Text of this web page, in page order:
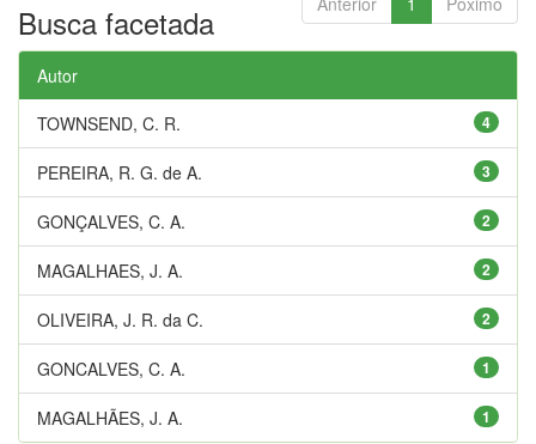
Busca facetada
Autor
4
TOWNSEND, C. R.
3
PEREIRA, R. G. de A.
2
GONÇALVES, C. A.
2
MAGALHAES, J. A.
2
OLIVEIRA, J. R. da C.
1
GONCALVES, C. A.
1
MAGALHÃES, J. A.